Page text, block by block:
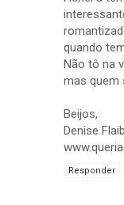
quando
Não tô na
mas quem
Beijos,
Denise
Responder